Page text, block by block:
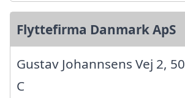
Flyttefirma Danmark ApS
Gustav Johannsens Vej 2,
C